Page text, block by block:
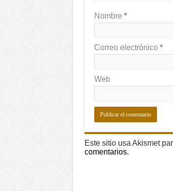
Nombre *
Correo electrónico *
Web
Este sitio usa Akismet
comentarios.